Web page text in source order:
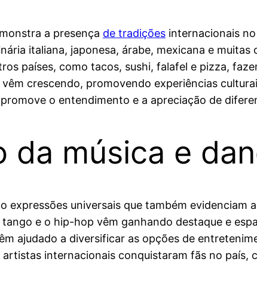
a presença de tradições internacionais
italiana, japonesa, árabe, mexicana e
países, como tacos, sushi, falafel e pizza,
crescendo, promovendo experiências
o entendimento e a apreciação de
da música e
expressões universais que também
e o hip-hop vêm ganhando destaque e
ajudado a diversificar as opções de
artistas internacionais conquistaram fãs no